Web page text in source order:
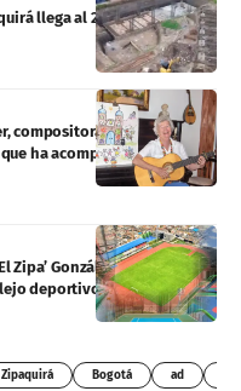
llega al 20% de avance en
compositora y creadora de
ha acompañado a tres
González con fútbol
deportivo
Zipaquirá Bogotá ad